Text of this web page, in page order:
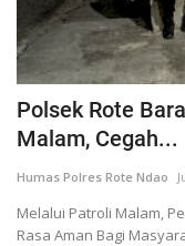
Polsek Rote
Malam, Cegah...
Humas Polres Rote Ndao
Melalui Patroli Malam,
Rasa Aman Bagi